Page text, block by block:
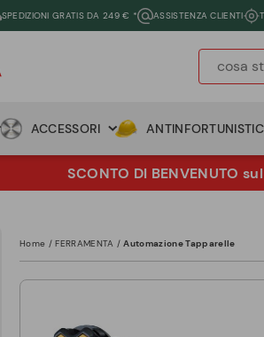
SPEDIZIONI GRATIS DA 249 € * ASSISTENZA CLIENTI
ACCESSORI
SCONTO DI BENVENUTO
Home FERRAMENTA Automazione Tapparelle